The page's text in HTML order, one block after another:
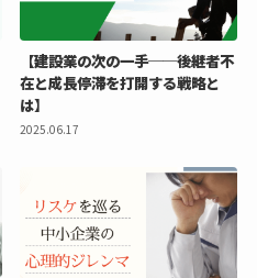
【建設業の次の一手──後継者不
在と成長停滞を打開する戦略と
は】
2025.06.17